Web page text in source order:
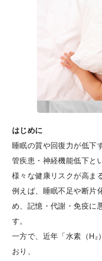
はじめに
睡眠の質や回復力が低下
管疾患・神経機能低下と
様々な健康リスクが高ま
例えば、睡眠不足や断片
め、記憶・代謝・免疫に
す。
一方で、近年「水素（H₂
おり、